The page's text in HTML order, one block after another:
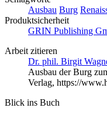
Ausbau Burg
Produktsicherheit
GRIN Publishing
Arbeit zitieren
Dr. phil. Birgit
Ausbau der Burg
Verlag, https://
Blick ins Buch